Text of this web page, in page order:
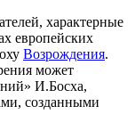
характерные
европейских
Возрождения.
может
И.Босха,
созданными